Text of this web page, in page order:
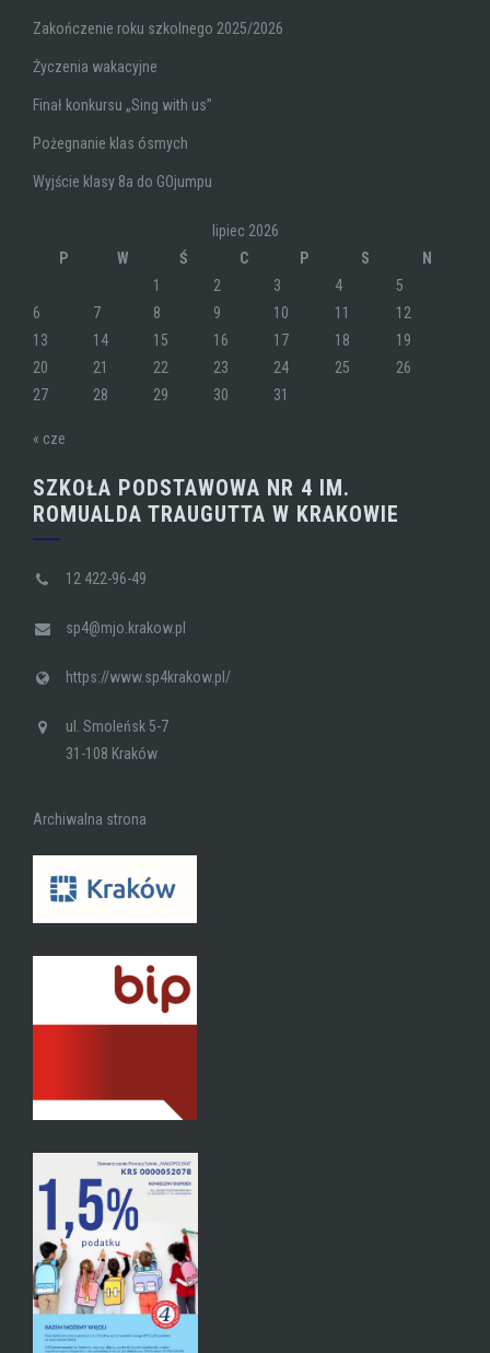
Zakończenie roku szkolnego 2025/2026
Życzenia wakacyjne
Finał konkursu „Sing with us”
Pożegnanie klas ósmych
Wyjście klasy 8a do GOjumpu
lipiec 2026
P
W Ś C P S
N
1
2 3 4
5
6
7 8 9 10 11
12
13
14 15 16 17 18
19
20
21 22 23 24 25
26
27
28 29 30 31
« cze
SZKOŁA PODSTAWOWA NR 4 IM.
ROMUALDA TRAUGUTTA W KRAKOWIE
12 422-96-49
sp4@mjo.krakow.pl
https://www.sp4krakow.pl/
ul. Smoleńsk 5-7
31-108 Kraków
Archiwalna strona